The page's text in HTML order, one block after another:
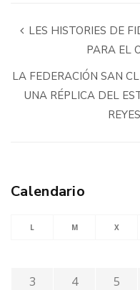
LES HISTORIES DE
PARA EL
LA FEDERACIÓN SAN
UNA RÉPLICA DEL
Calendario
L M X
3
4 5